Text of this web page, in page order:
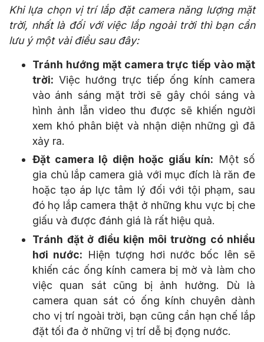
Khi lựa chọn vị trí lắp đặt camera năng lượng mặt
trời, nhất là đối với việc lắp ngoài trời thì bạn cần
lưu ý một vài điều sau đây:
Tránh hướng mặt camera trực tiếp vào mặt
trời: Việc hướng trực tiếp ống kính camera
vào ánh sáng mặt trời sẽ gây chói sáng và
hình ảnh lẫn video thu được sẽ khiến người
xem khó phân biệt và nhận diện những gì đã
xảy ra.
Đặt camera lộ diện hoặc giấu kín: Một số
gia chủ lắp camera giả với mục đích là răn đe
hoặc tạo áp lực tâm lý đối với tội phạm, sau
đó họ lắp camera thật ở những khu vực bị che
giấu và được đánh giá là rất hiệu quả.
Tránh đặt ở điều kiện môi trường có nhiều
hơi nước: Hiện tượng hơi nước bốc lên sẽ
khiến các ống kính camera bị mờ và làm cho
việc quan sát cũng bị ảnh hưởng. Dù là
camera quan sát có ống kính chuyên dành
cho vị trí ngoài trời, bạn cũng cần hạn chế lắp
đặt tối đa ở những vị trí dễ bị đọng nước.